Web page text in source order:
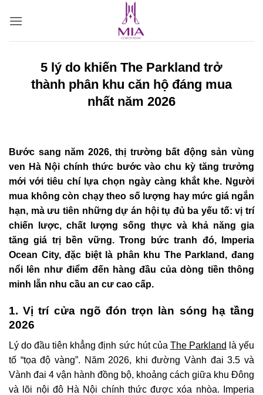
qua
5 lý do khiến The Parkland trở
thành phân khu căn hộ đáng mua
nhất năm 2026
Bước sang năm 2026, thị trường bất động sản vùng
ven Hà Nội chính thức bước vào chu kỳ tăng trưởng
mới với tiêu chí lựa chọn ngày càng khắt khe. Người
mua không còn chạy theo số lượng hay mức giá ngắn
hạn, mà ưu tiên những dự án hội tụ đủ ba yếu tố: vị trí
chiến lược, chất lượng sống thực và khả năng gia
tăng giá trị bền vững. Trong bức tranh đó, Imperia
Ocean City, đặc biệt là phân khu The Parkland, đang
nổi lên như điểm đến hàng đầu của dòng tiền thông
minh lẫn nhu cầu an cư cao cấp.
1. Vị trí cửa ngõ đón trọn làn sóng hạ tầng
2026
Lý do đầu tiên khẳng định sức hút của The Parkland là yếu
tố “tọa độ vàng”. Năm 2026, khi đường Vành đai 3.5 và
Vành đai 4 vận hành đồng bộ, khoảng cách giữa khu Đông
và lõi nội đô Hà Nội chính thức được xóa nhòa. Imperia